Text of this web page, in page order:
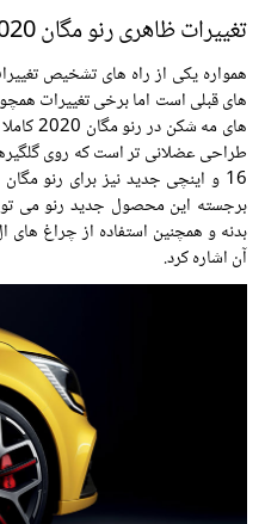
تغییرات ظاهریرنو مگان
همواره یکی از راه های تشخیص
های قبلی است اما برخی تغییرات
های مه
طراحی عضلانی تر است که روی
برجسته این محصول جدید رنو می
آن اشاره کرد.